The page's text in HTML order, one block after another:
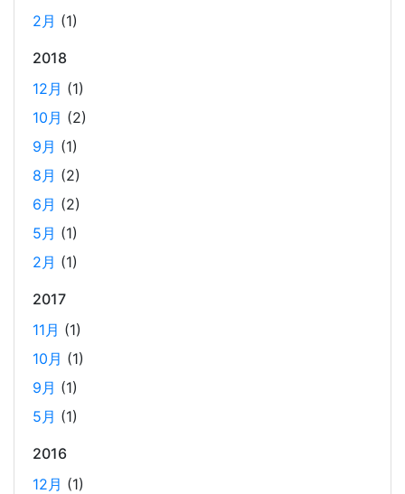
ホーリンラブブックスのリニューアルした時の話
2025-03-17
弊社が運営しているECショップにBL専門サイトのホーリン
ラブブックスがあります。
2024年のTORICOの社内勉強会の内容
を行っています。 2024年に開催した技術勉強会の内容を紹
介します。
AWS OpenSearch を、マネージドクラスターから
2025-01-21
当社では、2024年12月に、サービスの検索エンジンを
OpenSearch のマネージドクラスターからサーバーレスに
変更しました。 主に実費のコストダウンとマネジメントコ
2月 (1)
2018
12月 (1)
10月 (2)
9月 (1)
8月 (2)
6月 (2)
5月 (1)
2月 (1)
2017
11月 (1)
10月 (1)
9月 (1)
5月 (1)
2016
12月 (1)